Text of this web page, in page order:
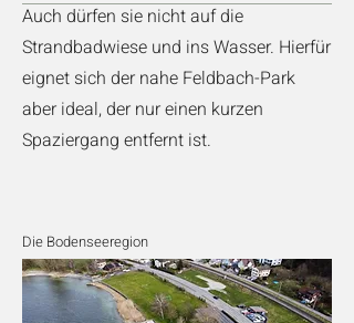
Auch dürfen sie nicht auf die
Strandbadwiese und ins Wasser. Hierfür
eignet sich der nahe Feldbach-Park
aber ideal, der nur einen kurzen
Spaziergang entfernt ist.
Die Bodenseeregion